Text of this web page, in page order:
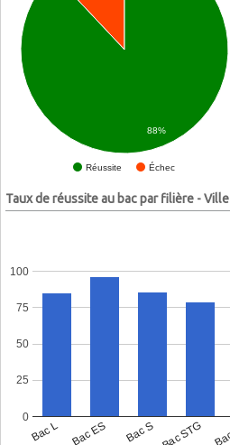
Réussite Échec
88%
Taux de réussite au bac par filière -
Bac L Bac ES Bac S Bac STG
0
25
50
75
100